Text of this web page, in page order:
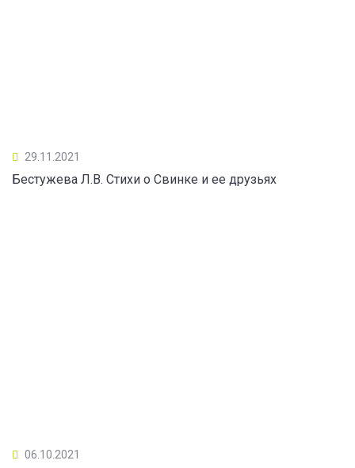
29.11.2021
Бестужева Л.В. Стихи о Свинке и ее друзьях
06.10.2021